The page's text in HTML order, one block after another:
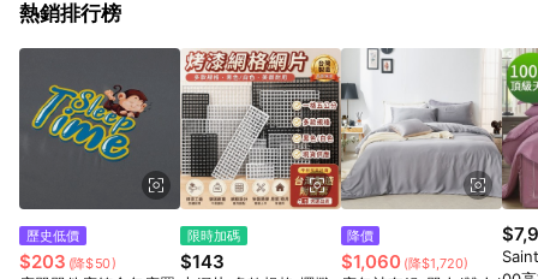
熱銷排行榜
歷史低價
$203 (降$50)
限時加碼
$143
降價
$1,060 (降$1,720)